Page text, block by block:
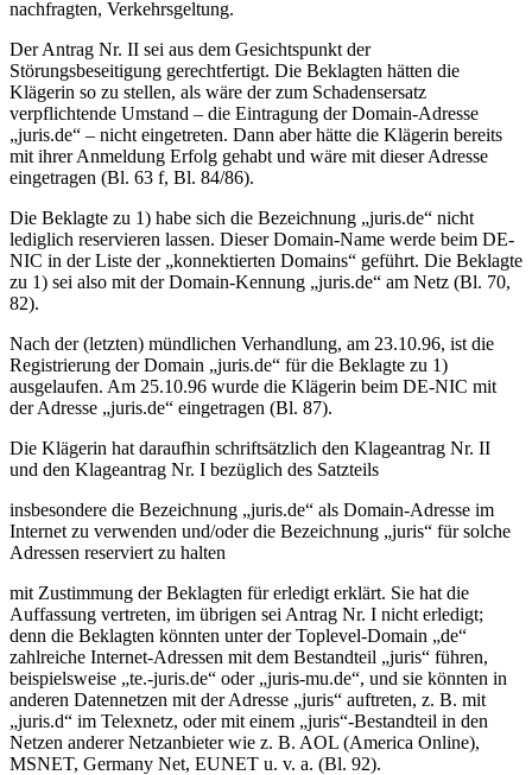
nachfragten, Verkehrsgeltung.
Der Antrag Nr. II sei aus dem Gesichtspunkt der
Störungsbeseitigung gerechtfertigt. Die Beklagten hätten die
Klägerin so zu stellen, als wäre der zum Schadensersatz
verpflichtende Umstand – die Eintragung der Domain-Adresse
„juris.de“ – nicht eingetreten. Dann aber hätte die Klägerin bereits
mit ihrer Anmeldung Erfolg gehabt und wäre mit dieser Adresse
eingetragen (Bl. 63 f, Bl. 84/86).
Die Beklagte zu 1) habe sich die Bezeichnung „juris.de“ nicht
lediglich reservieren lassen. Dieser Domain-Name werde beim DE-
NIC in der Liste der „konnektierten Domains“ geführt. Die Beklagte
zu 1) sei also mit der Domain-Kennung „juris.de“ am Netz (Bl. 70,
82).
Nach der (letzten) mündlichen Verhandlung, am 23.10.96, ist die
Registrierung der Domain „juris.de“ für die Beklagte zu 1)
ausgelaufen. Am 25.10.96 wurde die Klägerin beim DE-NIC mit
der Adresse „juris.de“ eingetragen (Bl. 87).
Die Klägerin hat daraufhin schriftsätzlich den Klageantrag Nr. II
und den Klageantrag Nr. I bezüglich des Satzteils
insbesondere die Bezeichnung „juris.de“ als Domain-Adresse im
Internet zu verwenden und/oder die Bezeichnung „juris“ für solche
Adressen reserviert zu halten
mit Zustimmung der Beklagten für erledigt erklärt. Sie hat die
Auffassung vertreten, im übrigen sei Antrag Nr. I nicht erledigt;
denn die Beklagten könnten unter der Toplevel-Domain „de“
zahlreiche Internet-Adressen mit dem Bestandteil „juris“ führen,
beispielsweise „te.-juris.de“ oder „juris-mu.de“, und sie könnten in
anderen Datennetzen mit der Adresse „juris“ auftreten, z. B. mit
„juris.d“ im Telexnetz, oder mit einem „juris“-Bestandteil in den
Netzen anderer Netzanbieter wie z. B. AOL (America Online),
MSNET, Germany Net, EUNET u. v. a. (Bl. 92).